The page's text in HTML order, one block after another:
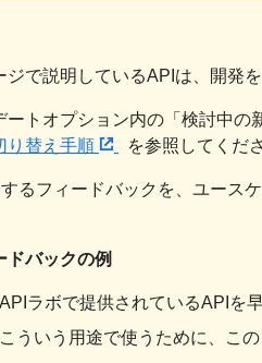
ジで説明しているAPIは、開発
ートオプション内の「検討中の
り替え手順
を参照してくだ
るフィードバックを、ユース
ドバックの例
APIラボで提供されているAPIを
こういう用途で使うために、こ